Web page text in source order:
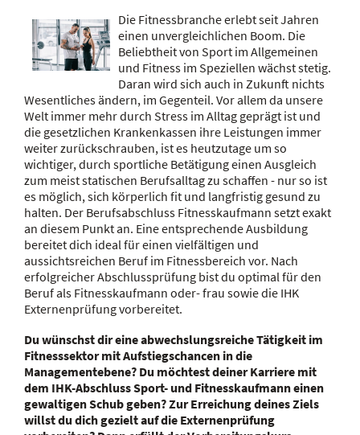
Die Fitnessbranche erlebt seit Jahren
einen unvergleichlichen Boom. Die
Beliebtheit von Sport im Allgemeinen
und Fitness im Speziellen wächst stetig.
Daran wird sich auch in Zukunft nichts
Wesentliches ändern, im Gegenteil. Vor allem da unsere
Welt immer mehr durch Stress im Alltag geprägt ist und
die gesetzlichen Krankenkassen ihre Leistungen immer
weiter zurückschrauben, ist es heutzutage um so
wichtiger, durch sportliche Betätigung einen Ausgleich
zum meist statischen Berufsalltag zu schaffen - nur so ist
es möglich, sich körperlich fit und langfristig gesund zu
halten. Der Berufsabschluss Fitnesskaufmann setzt exakt
an diesem Punkt an. Eine entsprechende Ausbildung
bereitet dich ideal für einen vielfältigen und
aussichtsreichen Beruf im Fitnessbereich vor. Nach
erfolgreicher Abschlussprüfung bist du optimal für den
Beruf als Fitnesskaufmann oder- frau sowie die IHK
Externenprüfung vorbereitet.
Du wünschst dir eine abwechslungsreiche Tätigkeit im
Fitnesssektor mit Aufstiegschancen in die
Managementebene? Du möchtest deiner Karriere mit
dem IHK-Abschluss Sport- und Fitnesskaufmann einen
gewaltigen Schub geben? Zur Erreichung deines Ziels
willst du dich gezielt auf die Externenprüfung